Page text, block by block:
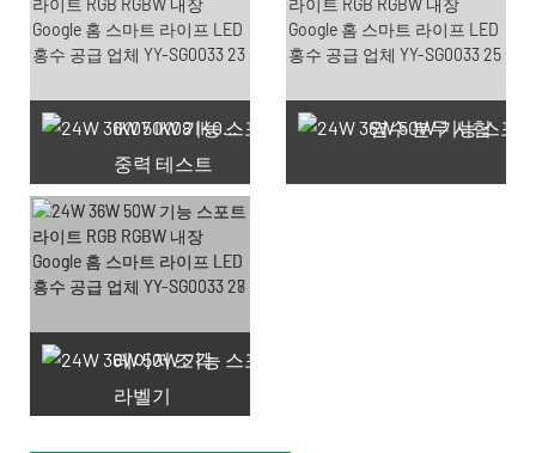
IK07 IK08 IK09 IK10
중력 테스트
염수 분무 시험
레이저 조각
라벨기